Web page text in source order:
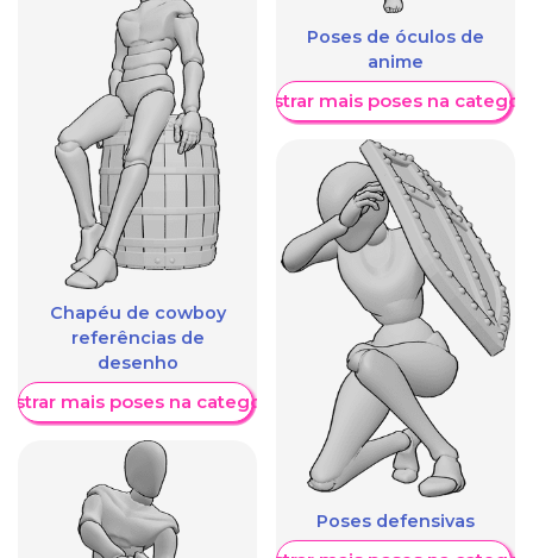
Chapéu de cowboy
referências de
desenho
mais poses na categoria
Poses de óculos de
anime
Mostrar mais poses na
Poses defensivas